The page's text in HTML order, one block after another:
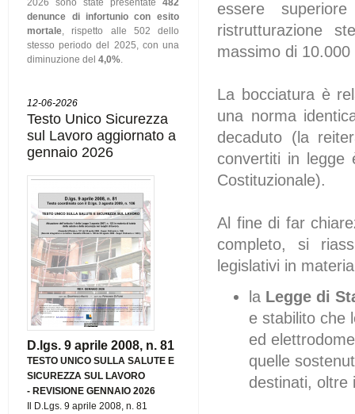
2026 sono state presentate 482
denunce di infortunio con esito
mortale, rispetto alle 502 dello
stesso periodo del 2025, con una
diminuzione del4,0%.
12-06-2026
Testo Unico Sicurezza
sul Lavoro aggiornato a
gennaio 2026
D.lgs. 9 aprile 2008, n. 81
TESTO UNICO SULLA SALUTE E
SICUREZZA SUL LAVORO
-REVISIONE GENNAIO 2026
Il D.Lgs. 9 aprile 2008, n. 81
essere
ristrutturazione
massimo di 10.000
La bocciatura è
una norma
decaduto (la
convertiti in legge
Costituzionale).
Al fine di far
completo, si
legislativi in
la Legge di
e stabilito che
ed
quelle
destinati, oltre